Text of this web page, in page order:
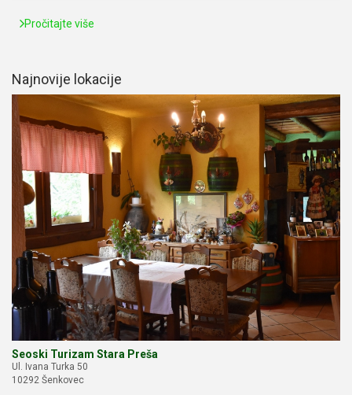
Pročitajte više
Najnovije lokacije
Seoski Turizam Stara Preša
Ul. Ivana Turka 50
10292 Šenkovec